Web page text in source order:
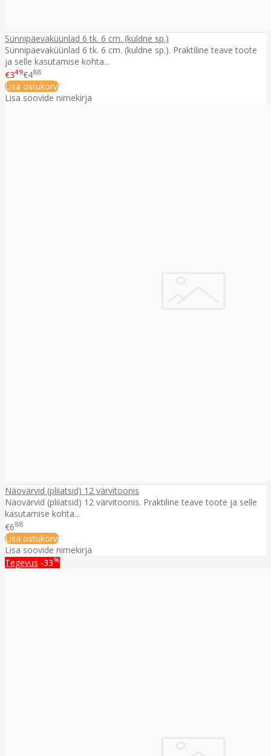
Sünnipäevaküünlad 6 tk. 6 cm. (kuldne sp.)
Sünnipäevaküünlad 6 tk. 6 cm. (kuldne sp.). Praktiline teave toote
ja selle kasutamise kohta...
€349€488
Lisa ostukorvi
Lisa soovide nimekirja
Näovärvid (pliiatsid) 12 värvitoonis
Näovärvid (pliiatsid) 12 värvitoonis. Praktiline teave toote ja selle
kasutamise kohta...
€688
Lisa ostukorvi
Lisa soovide nimekirja
Tegevus -33%